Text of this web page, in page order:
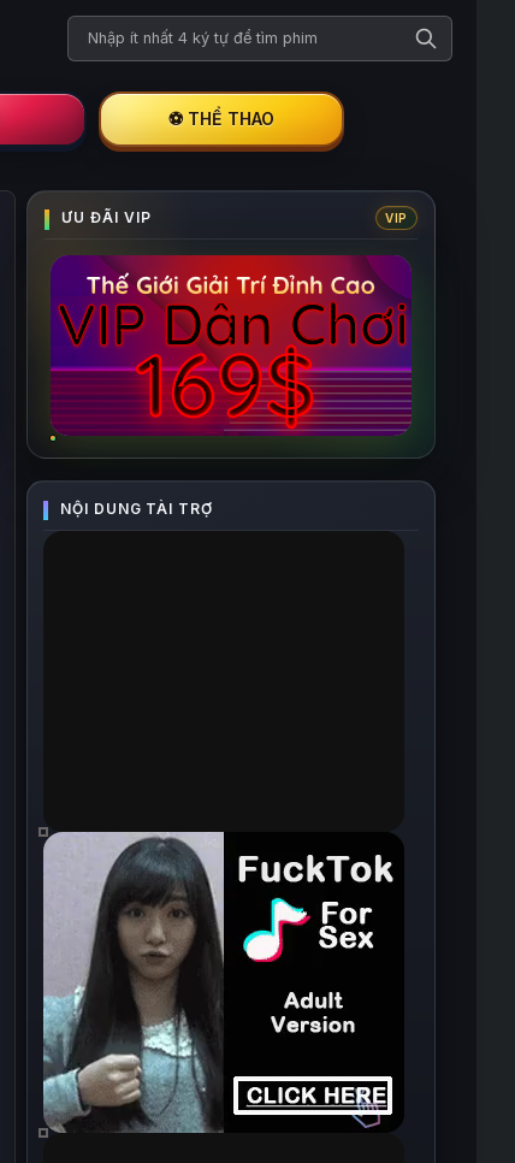
Tìm kiếm phim
⚽ THỂ THAO